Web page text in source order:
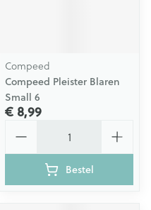
Compeed
Compeed Pleister Blaren
Small 6
€ 8,99
Bestel